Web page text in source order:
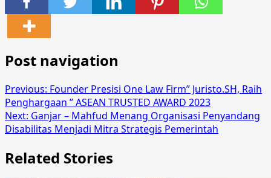
Post navigation
Previous: Founder Presisi One Law Firm” Juristo.SH, Raih
Penghargaan ” ASEAN TRUSTED AWARD 2023
Next: Ganjar – Mahfud Menang Organisasi Penyandang
Disabilitas Menjadi Mitra Strategis Pemerintah
Related Stories